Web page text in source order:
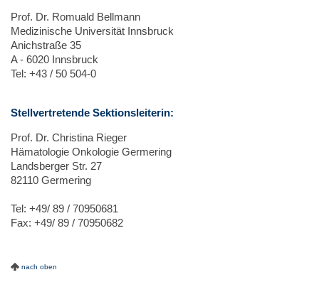
Prof. Dr. Romuald Bellmann
Medizinische Universität Innsbruck
Anichstraße 35
A - 6020 Innsbruck
Tel: +43 / 50 504-0
Stellvertretende Sektionsleiterin:
Prof. Dr. Christina Rieger
Hämatologie Onkologie Germering
Landsberger Str. 27
82110 Germering
Tel: +49/ 89 / 70950681
Fax: +49/ 89 / 70950682
nach oben